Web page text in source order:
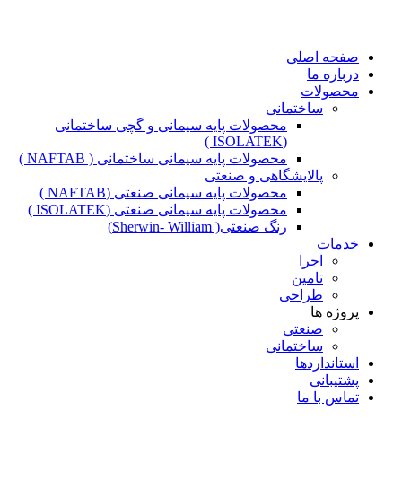
صفحه اصلی
درباره ما
محصولات
ساختمانی
محصولات پایه سیمانی و گچی ساختمانی
(ISOLATEK )
محصولات پایه سیمانی ساختمانی ( NAFTAB )
پالایشگاهی و صنعتی
محصولات پایه سیمانی صنعتی (NAFTAB )
محصولات پایه سیمانی صنعتی (ISOLATEK )
رنگ صنعتی( Sherwin- William)
خدمات
اجرا
تامین
طراحی
پروژه ها
صنعتی
ساختمانی
استانداردها
پشتیبانی
تماس با ما